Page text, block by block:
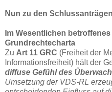
Nun zu den
Im Wesentlichen
Grundrechtecharta
Zu Art 11 GRC (Freiheit der
Informationsfreiheit) hält der
diffuse Gefühl des
Umsetzung der VDS-RL